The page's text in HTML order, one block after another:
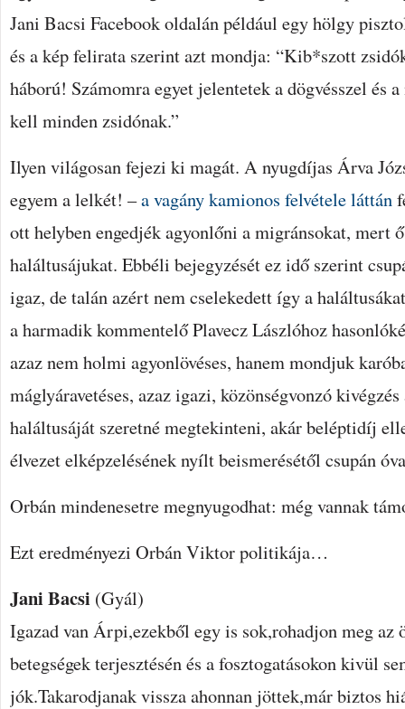
Jani Bacsi Facebook oldalán például egy hölgy
és a kép felirata szerint azt mondja: “Kib*szott
háború! Számomra egyet jelentetek a dögvésszel és
kell minden zsidónak.”
Ilyen világosan fejezi ki magát. A nyugdíjas Árva
egyem a lelkét! –a vagány kamionos felvétele láttán
ott helyben engedjék agyonlőni a migránsokat, mert
haláltusájukat. Ebbéli bejegyzését ez idő szerint
igaz, de talán azért nem cselekedett így a
a harmadik kommentelő Plavecz Lászlóhoz
azaz nem holmi agyonlövéses, hanem mondjuk
máglyáravetéses, azaz igazi, közönségvonzó
haláltusáját szeretné megtekinteni, akár beléptidíj
élvezet elképzelésének nyílt beismerésétől csupán
Orbán mindenesetre megnyugodhat: még vannak
Ezt eredményezi Orbán Viktor politikája…
Jani Bacsi (Gyál)
Igazad van Árpi,ezekből egy is sok,rohadjon meg az
betegségek terjesztésén és a fosztogatásokon kivül
jók.Takarodjanak vissza ahonnan jöttek,már biztos